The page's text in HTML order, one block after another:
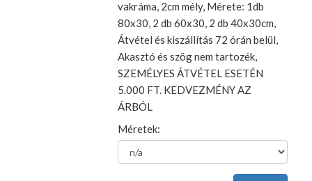
vakráma, 2cm mély, Mérete: 1db
80x30, 2 db 60x30, 2 db 40x30cm,
Átvétel és kiszállítás 72 órán belül,
Akasztó és szög nem tartozék,
SZEMÉLYES ÁTVÉTEL ESETÉN
5.000 FT. KEDVEZMÉNY AZ
ÁRBÓL
Méretek: